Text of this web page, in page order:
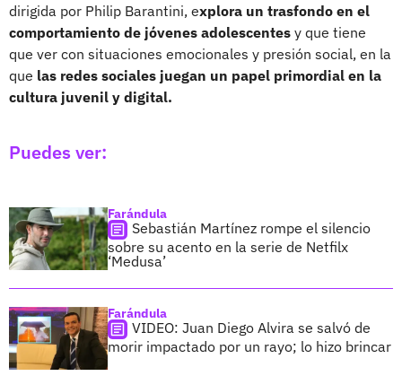
dirigida por Philip Barantini, explora un trasfondo en el
comportamiento de jóvenes adolescentes y que tiene
que ver con situaciones emocionales y presión social, en la
que las redes sociales juegan un papel primordial en la
cultura juvenil y digital.
Puedes ver:
Farándula
Sebastián Martínez rompe el silencio
sobre su acento en la serie de Netfilx
‘Medusa’
Farándula
VIDEO: Juan Diego Alvira se salvó de
morir impactado por un rayo; lo hizo brincar